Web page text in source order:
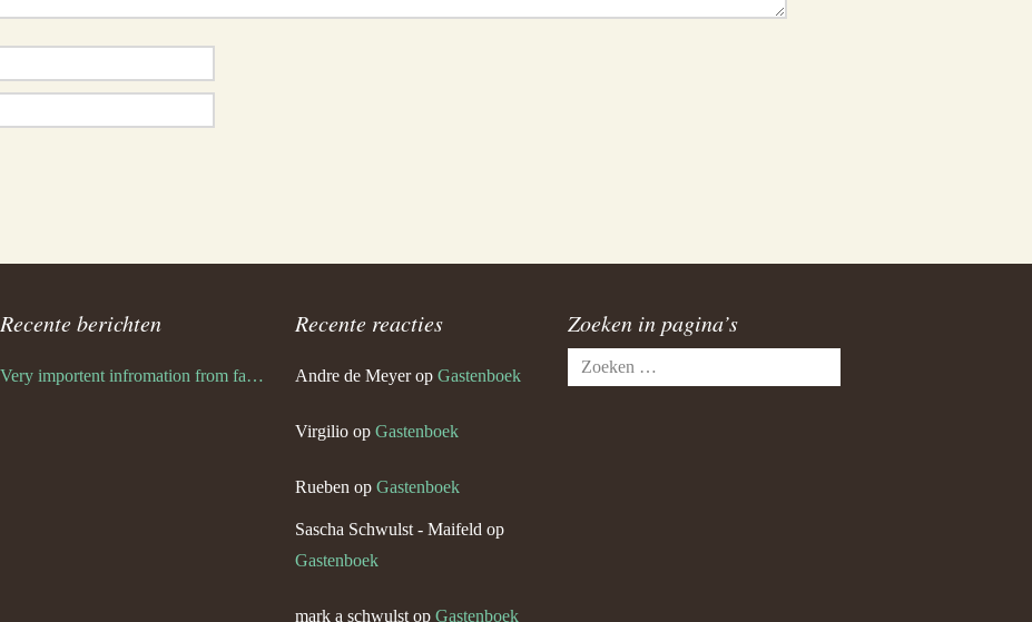
Recente berichten
Very importent infromation from family Schwulst
Recente reacties
Andre de Meyerop Gastenboek
Virgilio op Gastenboek
Rueben op Gastenboek
Sascha Schwulst - Maifeld op
Gastenboek
mark a schwulst op Gastenboek
Zoeken in pagina’s
Zoeken
naar: